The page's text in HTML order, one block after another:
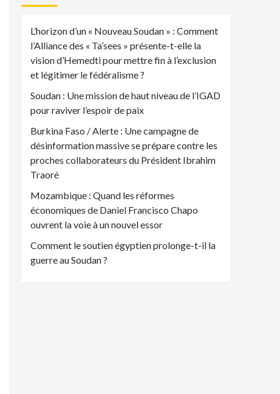
L’horizon d’un « Nouveau Soudan » : Comment
l’Alliance des « Ta’sees » présente-t-elle la
vision d’Hemedti pour mettre fin à l’exclusion
et légitimer le fédéralisme ?
Soudan : Une mission de haut niveau de l’IGAD
pour raviver l’espoir de paix
Burkina Faso / Alerte : Une campagne de
désinformation massive se prépare contre les
proches collaborateurs du Président Ibrahim
Traoré
Mozambique : Quand les réformes
économiques de Daniel Francisco Chapo
ouvrent la voie à un nouvel essor
Comment le soutien égyptien prolonge-t-il la
guerre au Soudan ?